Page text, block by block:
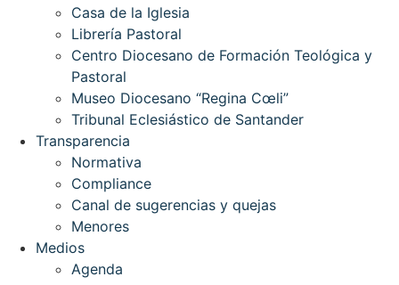
Casa de la Iglesia
Librería Pastoral
Centro Diocesano de Formación Teológica y
Pastoral
Museo Diocesano “Regina Cœli”
Tribunal Eclesiástico de Santander
Transparencia
Normativa
Compliance
Canal de sugerencias y quejas
Menores
Medios
Agenda